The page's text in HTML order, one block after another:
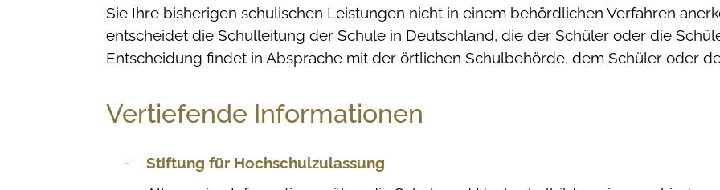
Sie Ihre bisherigen schulischen Leistungen nicht in einem behördlichen Verfahren
entscheidet die Schulleitung der Schule in Deutschland, die der Schüler oder die
Entscheidung findet in Absprache mit der örtlichen Schulbehörde, dem Schüler oder
Vertiefende Informationen
Stiftung für Hochschulzulassung